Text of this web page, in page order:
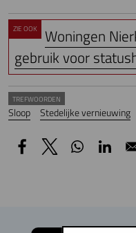
ZIE OOK
Woningen
gebruik voor
TREFWOORDEN
Sloop Stedelijke vernieuwing